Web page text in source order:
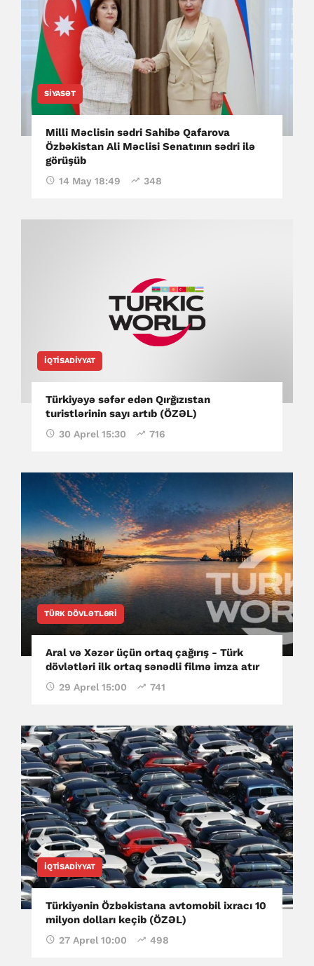
SIYASƏT
Milli Məclisin sədri Sahibə Qafarova
Özbəkistan Ali Məclisi Senatının sədri ilə
görüşüb
14 May 18:49 348
İQTISADIYYAT
Türkiyəyə səfər edən Qırğızıstan
turistlərinin sayı artıb (ÖZƏL)
30 Aprel 15:30 716
TÜRK DÖVLƏTLƏRI
Aral və Xəzər üçün ortaq çağırış - Türk
dövlətləri ilk ortaq sənədli filmə imza atır
29 Aprel 15:00 741
İQTISADIYYAT
Türkiyənin Özbəkistana avtomobil ixracı 10
milyon dolları keçib (ÖZƏL)
27 Aprel 10:00 498